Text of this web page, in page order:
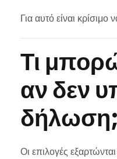
Για αυτό είναι κρίσιμο
Τι
αν δεν
δήλωση;
Οι επιλογές